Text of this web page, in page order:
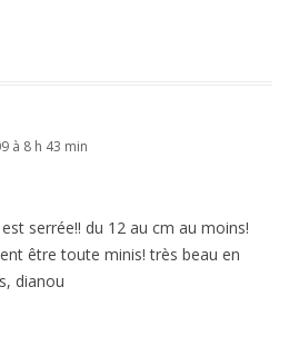
à 8 h 43 min
serrée!! du 12 au cm au moins!
être toute minis! très beau en
dianou